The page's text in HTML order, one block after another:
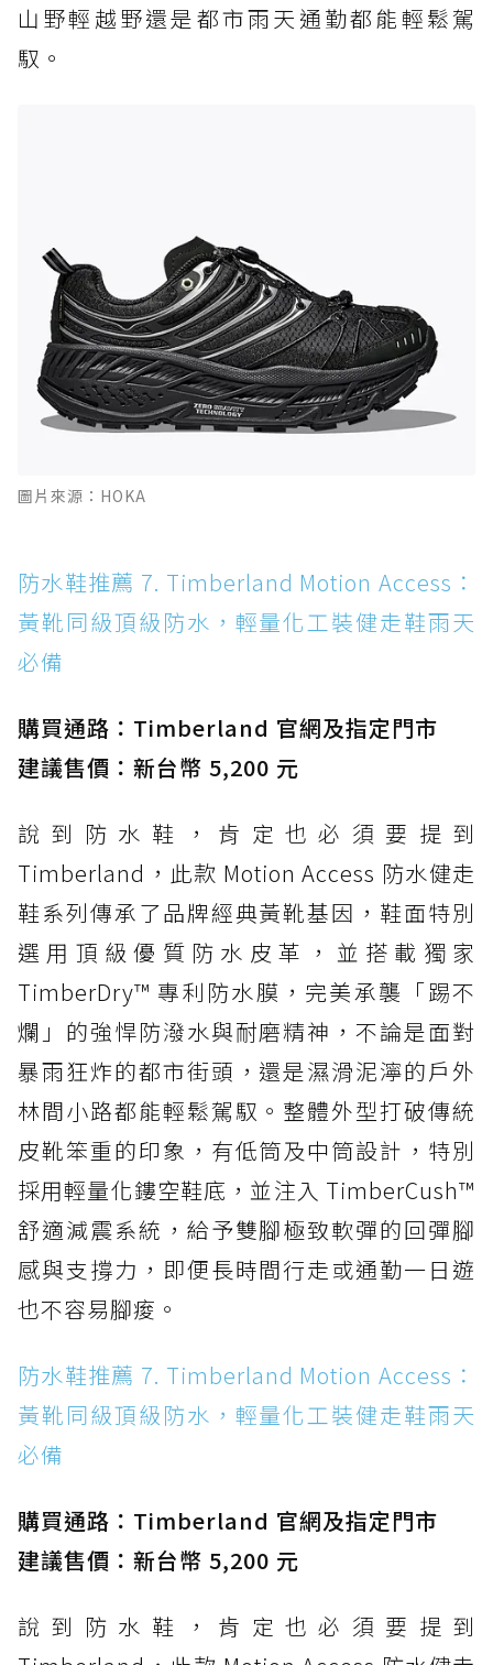
山野輕越野還是都市雨天通勤都能輕鬆駕
馭。
圖片來源：HOKA
防水鞋推薦 7. Timberland Motion Access：
黃靴同級頂級防水，輕量化工裝健走鞋雨天
必備
購買通路：Timberland 官網及指定門市
建議售價：新台幣 5,200 元
說到防水鞋，肯定也必須要提到
Timberland，此款 Motion Access 防水健走
鞋系列傳承了品牌經典黃靴基因，鞋面特別
選用頂級優質防水皮革，並搭載獨家
TimberDry™ 專利防水膜，完美承襲「踢不
爛」的強悍防潑水與耐磨精神，不論是面對
暴雨狂炸的都市街頭，還是濕滑泥濘的戶外
林間小路都能輕鬆駕馭。整體外型打破傳統
皮靴笨重的印象，有低筒及中筒設計，特別
採用輕量化鏤空鞋底，並注入 TimberCush™
舒適減震系統，給予雙腳極致軟彈的回彈腳
感與支撐力，即便長時間行走或通勤一日遊
也不容易腳痠。
防水鞋推薦 7. Timberland Motion Access：
黃靴同級頂級防水，輕量化工裝健走鞋雨天
必備
購買通路：Timberland 官網及指定門市
建議售價：新台幣 5,200 元
說到防水鞋，肯定也必須要提到